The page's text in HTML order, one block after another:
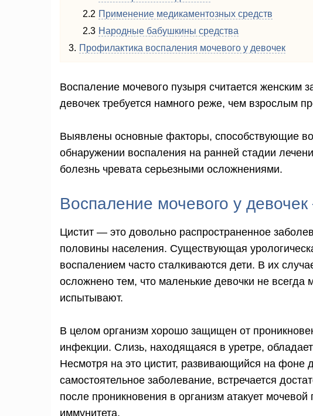
Применение медикаментозных средств
Народные бабушкины средства
Профилактика воспаления мочевого у девочек
Воспаление мочевого пузыря считается женским
девочек требуется намного реже, чем взрослым
Выявлены основные факторы, способствующие
обнаружении воспаления на ранней стадии
болезнь чревата серьезными осложнениями.
Воспаление мочевого у
Цистит — это довольно распространенное
половины населения. Существующая
воспалением часто сталкиваются дети. В их
осложнено тем, что маленькие девочки не всегда
испытывают.
В целом организм хорошо защищен от
инфекции. Слизь, находящаяся в уретре,
Несмотря на это цистит, развивающийся на фоне
самостоятельное заболевание, встречается
после проникновения в организм атакует
иммунитета.